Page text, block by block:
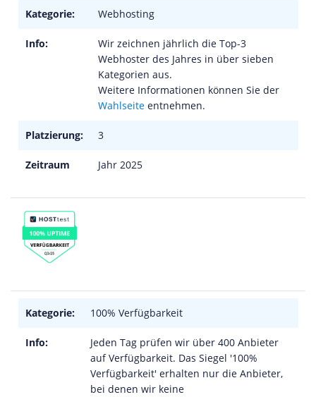
Kategorie: Webhosting
Info:
Wir zeichnen jährlich die Top-3
Webhoster des Jahres in über sieben
Kategorien aus.
Weitere Informationen können Sie der
Wahlseite entnehmen.
Platzierung: 3
Zeitraum Jahr 2025
Kategorie: 100% Verfügbarkeit
Info:
Jeden Tag prüfen wir über 400 Anbieter
auf Verfügbarkeit. Das Siegel '100%
Verfügbarkeit' erhalten nur die Anbieter,
bei denen wir keine